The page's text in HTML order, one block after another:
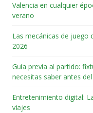
Valencia en cualquier
verano
Las mecánicas de juego
2026
Guía previa al partido:
necesitas saber antes
Entretenimiento digital:
viajes